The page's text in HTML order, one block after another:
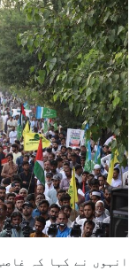
انہوں نے کہا کہ